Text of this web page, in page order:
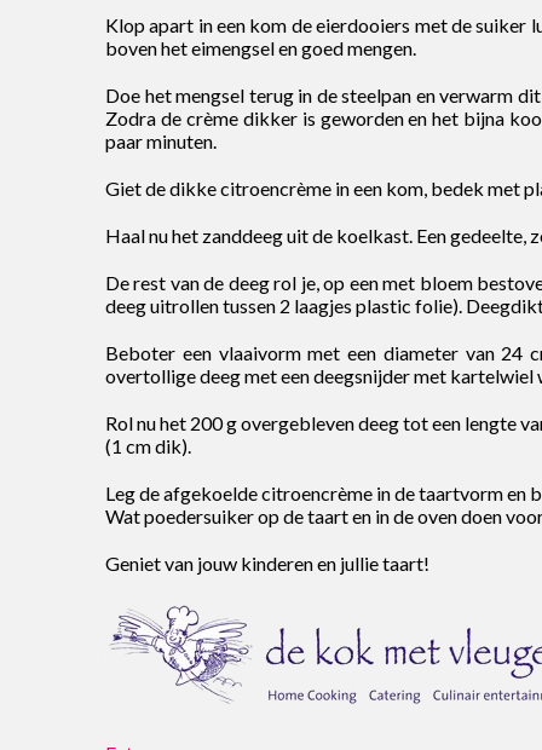
Klop apart in een kom de eierdooiers met de suiker
boven het eimengsel en goed mengen.
Doe het mengsel terug in de steelpan en verwarm
Zodra de crème dikker is geworden en het bijna
paar minuten.
Giet de dikke citroencrème in een kom, bedek met
Haal nu het zanddeeg uit de koelkast. Een gedeelte,
De rest van de deeg rol je, op een met bloem
deeg uitrollen tussen 2 laagjes plastic folie).
Beboter een vlaaivorm met een diameter van 24
overtollige deeg met een deegsnijder met kartelwiel
Rol nu het 200 g overgebleven deeg tot een lengte
(1 cm dik).
Leg de afgekoelde citroencrème in de taartvorm en
Wat poedersuiker op de taart en in de oven doen
Geniet van jouw kinderen en jullie taart!